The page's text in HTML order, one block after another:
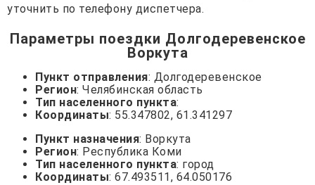
уточнить по телефону диспетчера.
Параметры поездки Долгодеревенское
Воркута
Пункт отправления: Долгодеревенское
Регион: Челябинская область
Тип населенного пункта:
Координаты: 55.347802, 61.341297
Пункт назначения: Воркута
Регион: Республика Коми
Тип населенного пункта: город
Координаты: 67.493511, 64.050176